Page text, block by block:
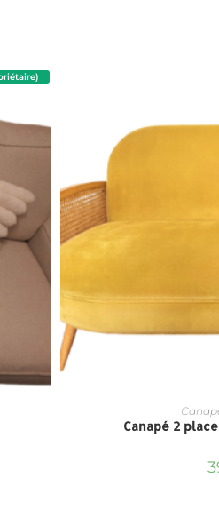
Canapé 2